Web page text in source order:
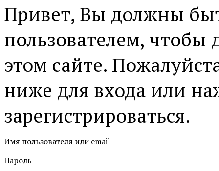
Привет, Вы должны
пользователем, чтобы
этом сайте.
ниже для входа или
зарегистрироваться.
Имя пользователя или email
Пароль